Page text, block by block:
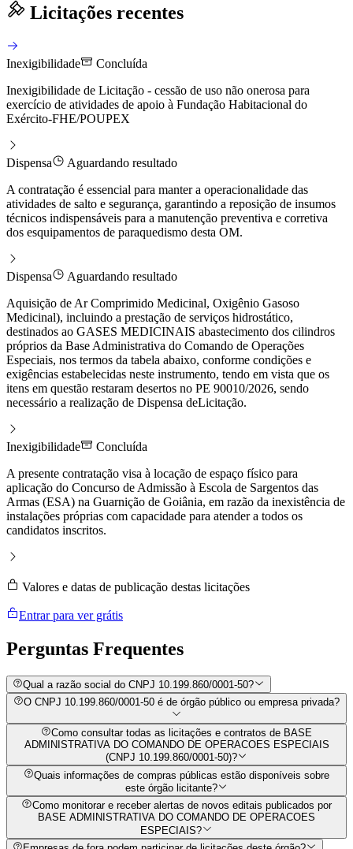
Licitações recentes
Inexigibilidade
Concluída
Inexigibilidade de Licitação - cessão de uso não onerosa para
exercício de atividades de apoio à Fundação Habitacional do
Exército-FHE/POUPEX
Dispensa
Aguardando resultado
A contratação é essencial para manter a operacionalidade das
atividades de salto e segurança, garantindo a reposição de insumos
técnicos indispensáveis para a manutenção preventiva e corretiva
dos esquipamentos de paraquedismo desta OM.
Dispensa
Aguardando resultado
Aquisição de Ar Comprimido Medicinal, Oxigênio Gasoso
Medicinal), incluindo a prestação de serviços hidrostático,
destinados ao GASES MEDICINAIS abastecimento dos cilindros
próprios da Base Administrativa do Comando de Operações
Especiais, nos termos da tabela abaixo, conforme condições e
exigências estabelecidas neste instrumento, tendo em vista que os
itens em questão restaram desertos no PE 90010/2026, sendo
necessário a realização de Dispensa deLicitação.
Inexigibilidade
Concluída
A presente contratação visa à locação de espaço físico para
aplicação do Concurso de Admissão à Escola de Sargentos das
Armas (ESA) na Guarnição de Goiânia, em razão da inexistência de
instalações próprias com capacidade para atender a todos os
candidatos inscritos.
Valores e datas de publicação destas licitações
Entrar para ver grátis
Perguntas Frequentes
Qual a razão social do CNPJ 10.199.860/0001-50?
O CNPJ 10.199.860/0001-50 é de órgão público ou empresa privada?
Como consultar todas as licitações e contratos de BASE
ADMINISTRATIVA DO COMANDO DE OPERACOES ESPECIAIS
(CNPJ 10.199.860/0001-50)?
Quais informações de compras públicas estão disponíveis sobre
este órgão licitante?
Como monitorar e receber alertas de novos editais publicados por
BASE ADMINISTRATIVA DO COMANDO DE OPERACOES
ESPECIAIS?